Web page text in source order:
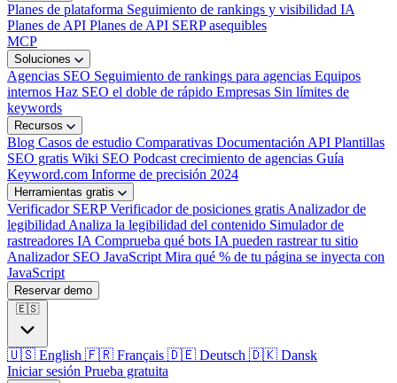
Planes de plataforma Seguimiento de rankings y visibilidad IA
Planes de API Planes de API SERP asequibles
MCP
Soluciones
Agencias SEO Seguimiento de rankings para agencias Equipos
internos Haz SEO el doble de rápido Empresas Sin límites de
keywords
Recursos
Blog Casos de estudio Comparativas Documentación API Plantillas
SEO gratis Wiki SEO Podcast crecimiento de agencias Guía
Keyword.com Informe de precisión 2024
Herramientas gratis
Verificador SERPVerificador de posiciones gratis Analizador de
legibilidad Analiza la legibilidad del contenido Simulador de
rastreadores IA Comprueba qué bots IA pueden rastrear tu sitio
Analizador SEO JavaScript Mira qué % de tu página se inyecta con
JavaScript
Reservar demo
🇪🇸
🇺🇸 English 🇫🇷 Français 🇩🇪 Deutsch 🇩🇰 Dansk
Iniciar sesión Prueba gratuita